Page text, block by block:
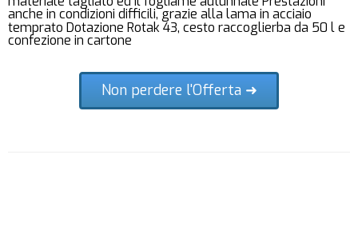
anche in condizioni difficili, grazie alla lama in acciaio
temprato Dotazione Rotak 43, cesto raccoglierba da 50 l e
confezione in cartone
Non perdere l'Offerta ➜